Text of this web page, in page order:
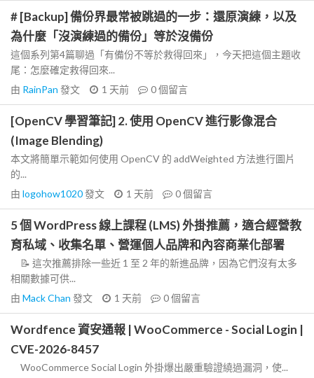
# [Backup] 備份界最常被跳過的一步：還原演練，以及
為什麼「沒演練過的備份」等於沒備份
這個系列第4篇聊過「有備份不等於救得回來」，今天把這個主題收
尾：怎麼確定救得回來...
由 RainPan 發文 1 天前 0個留言
[OpenCV 學習筆記] 2. 使用 OpenCV 進行影像混合
(Image Blending)
本文將簡單示範如何使用 OpenCV 的 addWeighted 方法進行圖片
的...
由 logohow1020發文 1 天前 0個留言
5 個 WordPress 線上課程 (LMS) 外掛推薦，適合經營教
育私域、收集名單、營運個人品牌和內容商業化部署
📝 這次推薦排除一些近 1 至 2 年的新進品牌，因為它們沒有太多
相關數據可供...
由 Mack Chan 發文 1 天前 0個留言
Wordfence 資安通報 | WooCommerce - Social Login |
CVE-2026-8457
WooCommerce Social Login 外掛爆出嚴重驗證繞過漏洞，使...